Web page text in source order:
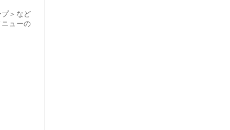
プ＞など
ューの